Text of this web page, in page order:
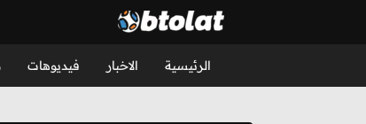
الرئيسية الاخبار فيديوهات